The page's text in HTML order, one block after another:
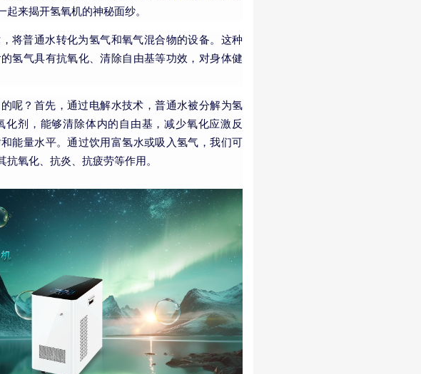
来揭开氢氧机的神秘面纱。
将普通水转化为氢气和氧气混合物的设备。这种
氢气具有抗氧化、清除自由基等功效，对身体健
呢？首先，通过电解水技术，普通水被分解为氢
剂，能够清除体内的自由基，减少氧化应激反
能量水平。通过饮用富氢水或吸入氢气，我们可
氧化、抗炎、抗疲劳等作用。